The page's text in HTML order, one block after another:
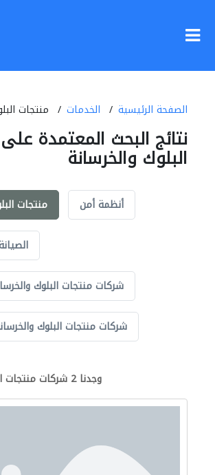
الصفحة الرئيسية الخدمات منتجات
نتائج البحث المعتمدة
البلوك والخرسانة
منتجات أنظمة أمن
شركات منتجات البلوك
شركات منتجات البلوك
وجدنا 2 شركات منتجات البلوك والخرسانة